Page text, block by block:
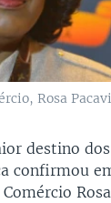
Rosa
destino
confirmou